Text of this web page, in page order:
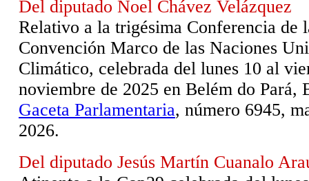
Del diputado Noel Chávez Velázquez
Relativo a la trigésima Conferencia de
Convención Marco de las Naciones
Climático, celebrada del lunes 10 al
noviembre de 2025 en Belém do Pará,
Gaceta Parlamentaria, número 6945,
2026.
Del diputado Jesús Martín Cuanalo